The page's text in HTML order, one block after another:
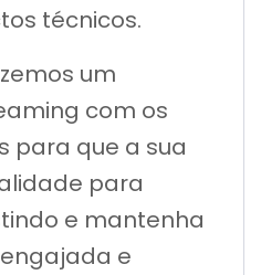
técnicos.
um
com os
para que a sua
para
e mantenha
e